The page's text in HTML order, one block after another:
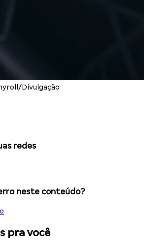
Divulgação
redes
neste conteúdo?
pra você